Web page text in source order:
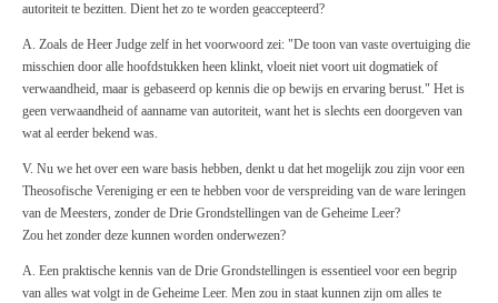
autoriteit te bezitten. Dient het zo te worden geaccepteerd?
A. Zoals de Heer Judge zelf in het voorwoord zei: "De toon van vaste overtuiging die
misschien door alle hoofdstukken heen klinkt, vloeit niet voort uit dogmatiek of
verwaandheid, maar is gebaseerd op kennis die op bewijs en ervaring berust." Het is
geen verwaandheid of aanname van autoriteit, want het is slechts een doorgeven van
wat al eerder bekend was.
V. Nu we het over een ware basis hebben, denkt u dat het mogelijk zou zijn voor een
Theosofische Vereniging er een te hebben voor de verspreiding van de ware leringen
van de Meesters, zonder de Drie Grondstellingen van de Geheime Leer?
Zou het zonder deze kunnen worden onderwezen?
A. Een praktische kennis van de Drie Grondstellingen is essentieel voor een begrip
van alles wat volgt in de Geheime Leer. Men zou in staat kunnen zijn om alles te